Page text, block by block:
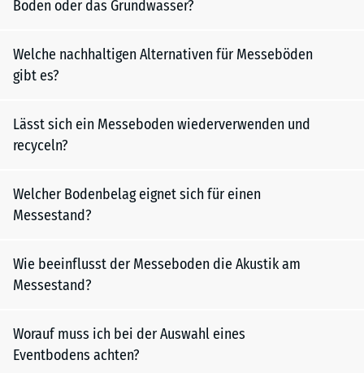
Boden oder das Grundwasser?
Welche nachhaltigen Alternativen für Messeböden
gibt es?
Lässt sich ein Messeboden wiederverwenden und
recyceln?
Welcher Bodenbelag eignet sich für einen
Messestand?
Wie beeinflusst der Messeboden die Akustik am
Messestand?
Worauf muss ich bei der Auswahl eines
Eventbodens achten?